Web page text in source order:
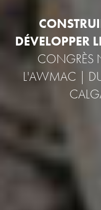
DÉVELOPPER
CONGRÈS
L'AWMAC |